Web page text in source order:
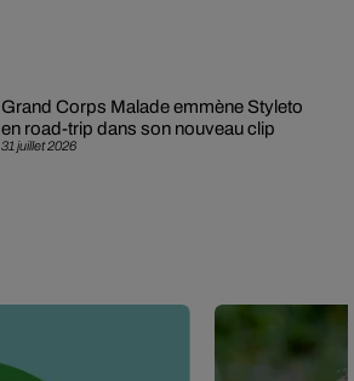
31 juillet 2026
Grand Corps Malade emmène Styleto
en road-trip dans son nouveau clip